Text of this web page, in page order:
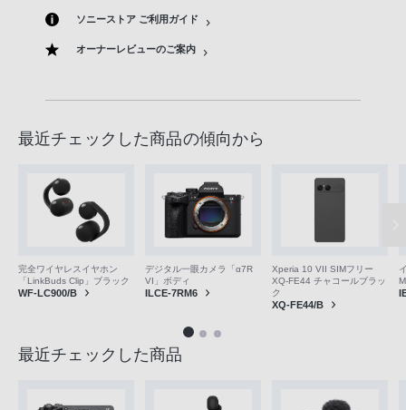
ソニーストア ご利用ガイド
オーナーレビューのご案内
最近チェックした商品の傾向から
完全ワイヤレスイヤホン
「LinkBuds Clip」ブラック
WF-LC900/B
デジタル一眼カメラ「α7R
VI」ボディ
ILCE-7RM6
Xperia 10 VII SIMフリー
XQ-FE44 チャコールブラッ
ク
XQ-FE44/B
最近チェックした商品